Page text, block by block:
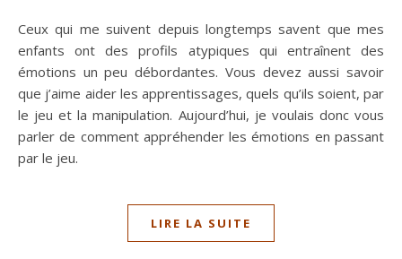
Ceux qui me suivent depuis longtemps savent que mes
enfants ont des profils atypiques qui entraînent des
émotions un peu débordantes. Vous devez aussi savoir
que j’aime aider les apprentissages, quels qu’ils soient, par
le jeu et la manipulation. Aujourd’hui, je voulais donc vous
parler de comment appréhender les émotions en passant
par le jeu.
LIRE LA SUITE